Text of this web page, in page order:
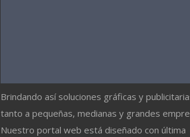
Brindando así soluciones gráficas y
tanto a pequeñas, medianas y grandes
Nuestro portal web está diseñado con última